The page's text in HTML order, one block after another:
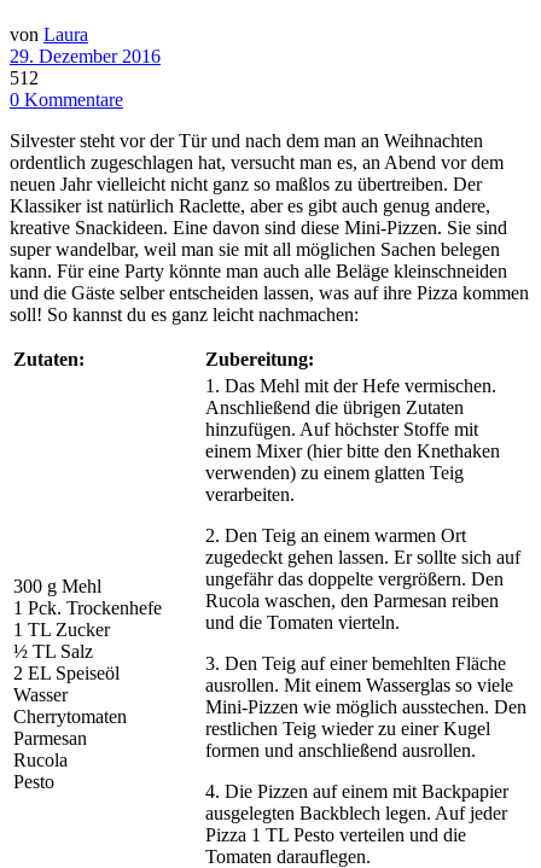
von Laura
29. Dezember 2016
512
0 Kommentare
Silvester steht vor der Tür und nach dem man an Weihnachten
ordentlich zugeschlagen hat, versucht man es, an Abend vor dem
neuen Jahr vielleicht nicht ganz so maßlos zu übertreiben. Der
Klassiker ist natürlich Raclette, aber es gibt auch genug andere,
kreative Snackideen. Eine davon sind diese Mini-Pizzen. Sie sind
super wandelbar, weil man sie mit all möglichen Sachen belegen
kann. Für eine Party könnte man auch alle Beläge kleinschneiden
und die Gäste selber entscheiden lassen, was auf ihre Pizza kommen
soll! So kannst du es ganz leicht nachmachen:
Zutaten: Zubereitung:
300 g Mehl
1 Pck. Trockenhefe
1 TL Zucker
½ TL Salz
2 EL Speiseöl
Wasser
Cherrytomaten
Parmesan
Rucola
Pesto
1. Das Mehl mit der Hefe vermischen.
Anschließend die übrigen Zutaten
hinzufügen. Auf höchster Stoffe mit
einem Mixer (hier bitte den Knethaken
verwenden) zu einem glatten Teig
verarbeiten.
2. Den Teig an einem warmen Ort
zugedeckt gehen lassen. Er sollte sich auf
ungefähr das doppelte vergrößern. Den
Rucola waschen, den Parmesan reiben
und die Tomaten vierteln.
3. Den Teig auf einer bemehlten Fläche
ausrollen. Mit einem Wasserglas so viele
Mini-Pizzen wie möglich ausstechen. Den
restlichen Teig wieder zu einer Kugel
formen und anschließend ausrollen.
4. Die Pizzen auf einem mit Backpapier
ausgelegten Backblech legen. Auf jeder
Pizza 1 TL Pesto verteilen und die
Tomaten darauflegen.